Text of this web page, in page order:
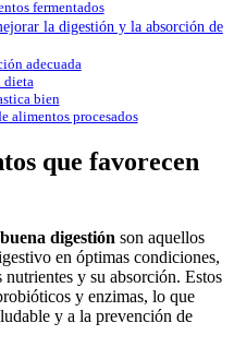
fermentados
la digestión y la absorción de
adecuada
dieta
bien
alimentos procesados
que favorecen
digestión son aquellos
en óptimas condiciones,
y su absorción. Estos
y enzimas, lo que
y a la prevención de